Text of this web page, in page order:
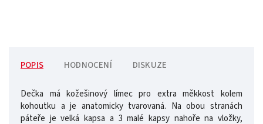
POPIS HODNOCENÍ DISKUZE
Dečka má kožešinový límec pro extra měkkost kolem
kohoutku a je anatomicky tvarovaná. Na obou stranách
páteře je velká kapsa a 3 malé kapsy nahoře na vložky,